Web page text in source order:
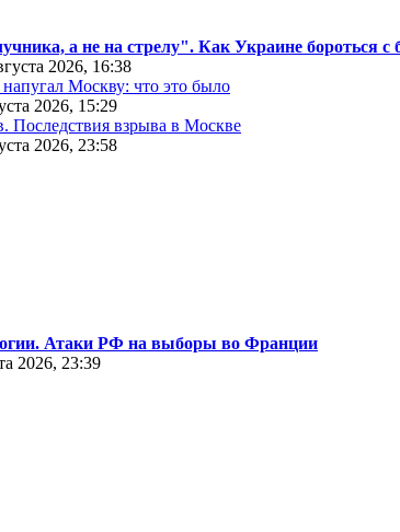
а не на стрелу". Как Украине бороться с
2026, 16:38
Москву: что это было
2026, 15:29
Последствия взрыва в Москве
2026, 23:58
Атаки РФ на выборы во Франции
2026, 23:39